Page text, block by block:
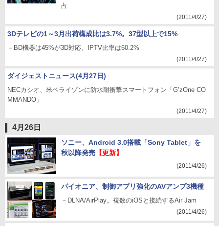
占
(2011/4/27)
3Dテレビの1～3月出荷構成比は3.7%。37型以上で15%
－BD機器は45%が3D対応。IPTV比率は60.2%
(2011/4/27)
ダイジェストニュース(4月27日)
NECカシオ、米ベライゾンに防水耐衝撃スマートフォン「G’zOne CO
MMANDO」
(2011/4/27)
4月26日
ソニー、Android 3.0搭載「Sony Tablet」を
秋以降発売【更新】
(2011/4/26)
パイオニア、制御アプリ強化のAVアンプ3機種
－DLNA/AirPlay。複数のiOSと接続するAir Jam
(2011/4/26)